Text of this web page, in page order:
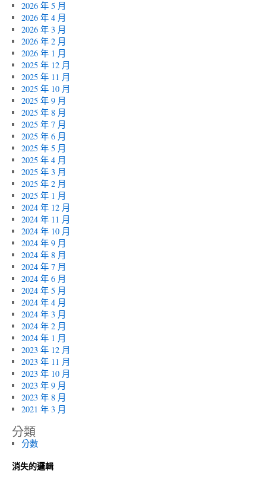
2026 年 5 月
2026 年 4 月
2026 年 3 月
2026 年 2 月
2026 年 1 月
2025 年 12 月
2025 年 11 月
2025 年 10 月
2025 年 9 月
2025 年 8 月
2025 年 7 月
2025 年 6 月
2025 年 5 月
2025 年 4 月
2025 年 3 月
2025 年 2 月
2025 年 1 月
2024 年 12 月
2024 年 11 月
2024 年 10 月
2024 年 9 月
2024 年 8 月
2024 年 7 月
2024 年 6 月
2024 年 5 月
2024 年 4 月
2024 年 3 月
2024 年 2 月
2024 年 1 月
2023 年 12 月
2023 年 11 月
2023 年 10 月
2023 年 9 月
2023 年 8 月
2021 年 3 月
分類
分數
消失的邏輯